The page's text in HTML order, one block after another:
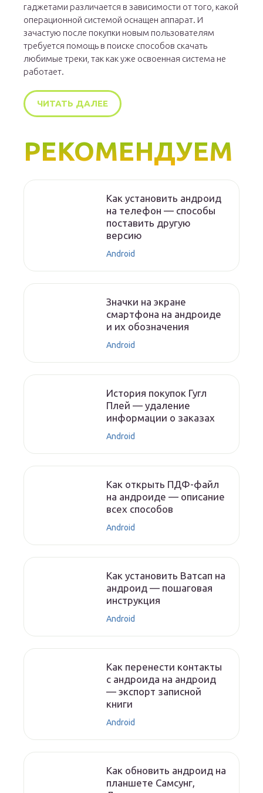
гаджетами различается в зависимости от того, какой
операционной системой оснащен аппарат. И
зачастую после покупки новым пользователям
требуется помощь в поиске способов скачать
любимые треки, так как уже освоенная система не
работает.
ЧИТАТЬ ДАЛЕЕ
РЕКОМЕНДУЕМ
Как установить андроид
на телефон — способы
поставить другую
версию
Android
Значки на экране
смартфона на андроиде
и их обозначения
Android
История покупок Гугл
Плей — удаление
информации о заказах
Android
Как открыть ПДФ-файл
на андроиде — описание
всех способов
Android
Как установить Ватсап на
андроид — пошаговая
инструкция
Android
Как перенести контакты
с андроида на андроид
— экспорт записной
книги
Android
Как обновить андроид на
планшете Самсунг,